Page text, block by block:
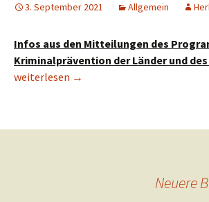
3. September 2021 Allgemein
Infos aus den Mitteilungen des
Kriminalprävention der Länder und
Infos zur Kriminalprävention
weiterlesen →
Neuere